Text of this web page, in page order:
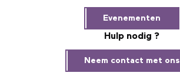
Evenementen
Hulp nodig ?
Neem contact met ons